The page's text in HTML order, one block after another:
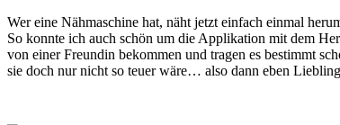
Wer eine Nähmaschine hat, näht jetzt einfach einmal
So konnte ich auch schön um die Applikation mit dem
von einer Freundin bekommen und tragen es bestimmt
sie doch nur nicht so teuer wäre… also dann eben